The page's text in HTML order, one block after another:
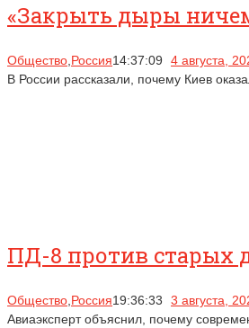
«Закрыть дыры
Общество,Россия14:37:09 4 августа,
В России рассказали, почему Киев
ПД-8 против старых
Общество,Россия19:36:33 3 августа,
Авиаэксперт объяснил, почему